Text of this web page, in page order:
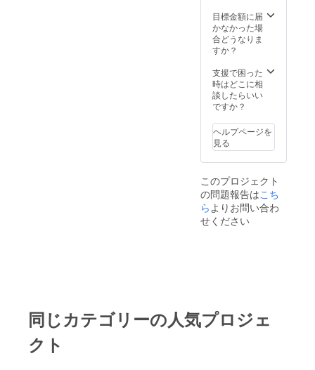
自由に
動いて
いただ
希望が
あれば
もちろ
ん調理
提供も
出来ま
様と話
すも良
し、飲
みなが
らふん
ぞり返
るも良
長気分
を満喫
してく
ださ
い！ ※
日程に
は2024
年9月以
降で要
相談と
す。 ▼
必須記
載事項
本プロ
トを利
用し
て、プ
ロジェ
クト
雇用関
係を成
目標金額に届
かなかった場
合どうなりま
すか？
支援で困った
時はどこに相
談したらいい
ですか？
ヘルプページを
見る
このプロジェクト
の問題報告はこち
ら よりお問い合わ
せください
同じカテゴリーの人気プロジェ
クト